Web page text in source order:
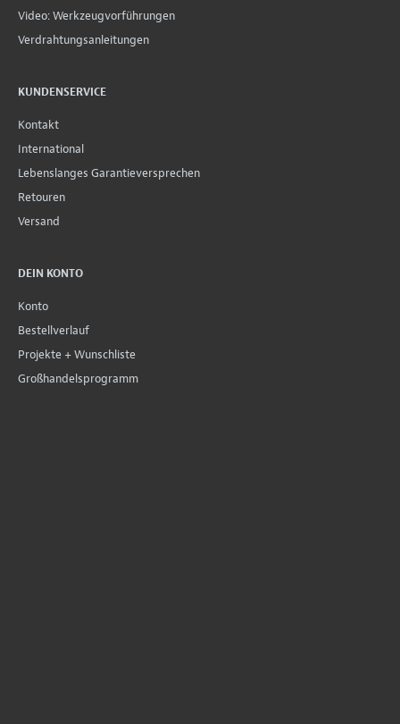
Video: Werkzeugvorführungen
Verdrahtungsanleitungen
KUNDENSERVICE
Kontakt
International
Lebenslanges Garantieversprechen
Retouren
Versand
DEIN KONTO
Konto
Bestellverlauf
Projekte + Wunschliste
Großhandelsprogramm